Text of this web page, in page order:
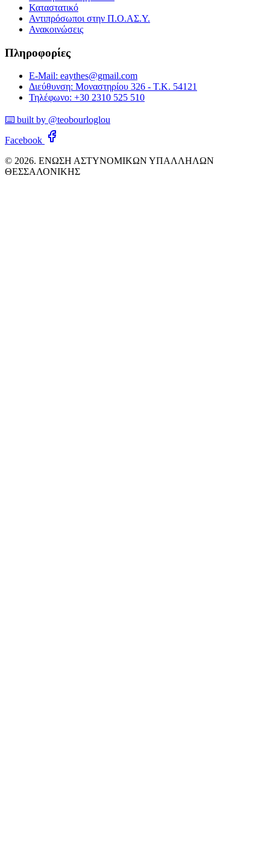
Καταστατικό
Αντιπρόσωποι στην Π.Ο.ΑΣ.Υ.
Ανακοινώσεις
Πληροφορίες
E-Mail: eaythes@gmail.com
Διεύθυνση: Μοναστηρίου 326 - Τ.Κ. 54121
Τηλέφωνο: +30 2310 525 510
⌨️ built by @teobourloglou
Facebook
© 2026. ΕΝΩΣΗ ΑΣΤΥΝΟΜΙΚΩΝ ΥΠΑΛΛΗΛΩΝ
ΘΕΣΣΑΛΟΝΙΚΗΣ